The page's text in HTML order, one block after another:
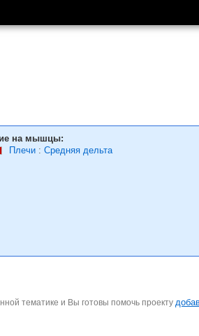
на мышцы:
Плечи : Средняя дельта
тематике и Вы готовы помочь проекту